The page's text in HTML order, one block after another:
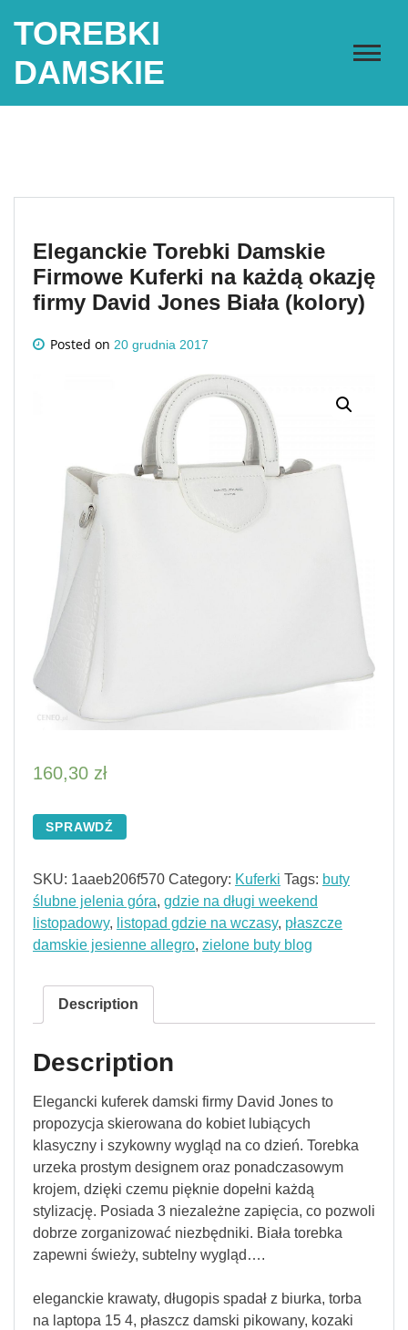
TOREBKI
DAMSKIE
Eleganckie Torebki Damskie
Firmowe Kuferki na każdą okazję
firmy David Jones Biała (kolory)
Posted on 20 grudnia 2017
160,30 zł
SPRAWDŹ
SKU: 1aaeb206f570 Category: Kuferki Tags: buty
ślubne jelenia góra, gdzie na długi weekend
listopadowy, listopad gdzie na wczasy, płaszcze
damskie jesienne allegro, zielone buty blog
Description
Description
Elegancki kuferek damski firmy David Jones to
propozycja skierowana do kobiet lubiących
klasyczny i szykowny wygląd na co dzień. Torebka
urzeka prostym designem oraz ponadczasowym
krojem, dzięki czemu pięknie dopełni każdą
stylizację. Posiada 3 niezależne zapięcia, co pozwoli
dobrze zorganizować niezbędniki. Biała torebka
zapewni świeży, subtelny wygląd….
eleganckie krawaty, długopis spadał z biurka, torba
na laptopa 15 4, płaszcz damski pikowany, kozaki